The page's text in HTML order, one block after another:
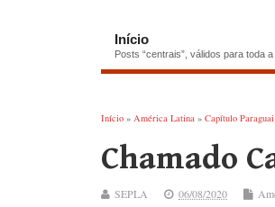
Início
Posts “centrais”, válidos para toda
Início » América Latina » Capítulo
Chamado
SEPLA 06/08/2020